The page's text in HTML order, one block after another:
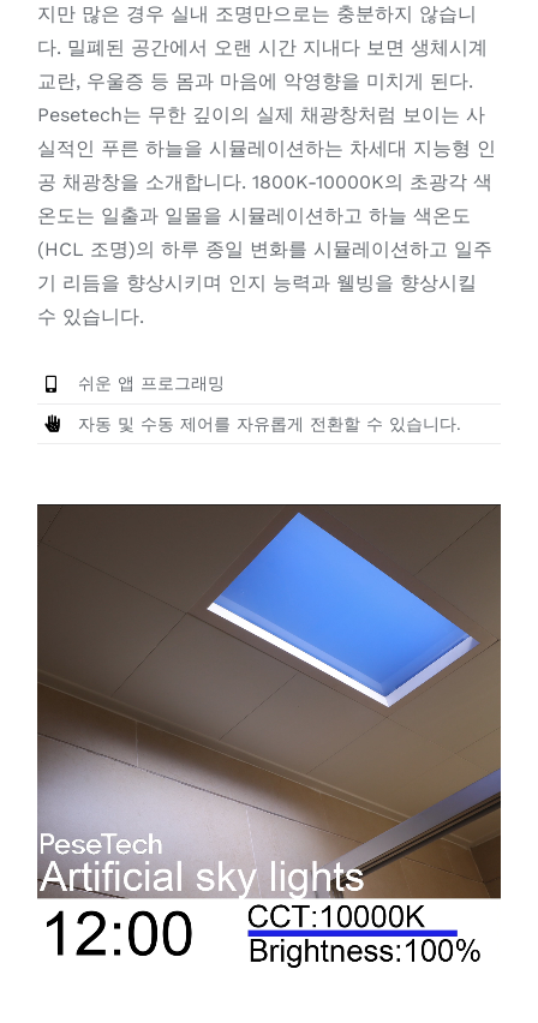
지만 많은 경우 실내 조명만으로는 충분하지 않습니
다. 밀폐된 공간에서 오랜 시간 지내다 보면 생체시계
교란, 우울증 등 몸과 마음에 악영향을 미치게 된다.
Pesetech는 무한 깊이의 실제 채광창처럼 보이는 사
실적인 푸른 하늘을 시뮬레이션하는 차세대 지능형 인
공 채광창을 소개합니다. 1800K-10000K의 초광각 색
온도는 일출과 일몰을 시뮬레이션하고 하늘 색온도
(HCL 조명)의 하루 종일 변화를 시뮬레이션하고 일주
기 리듬을 향상시키며 인지 능력과 웰빙을 향상시킬
수 있습니다.
쉬운 앱 프로그래밍
자동 및 수동 제어를 자유롭게 전환할 수 있습니다.